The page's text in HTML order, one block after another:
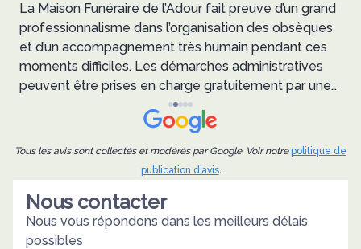
La Maison Funéraire de l’Adour fait preuve d’un grand
professionnalisme dans l’organisation des obsèques
et d’un accompagnement très humain pendant ces
moments difficiles. Les démarches administratives
peuvent être prises en charge gratuitement par une
association créée par la Maison Funéraire.
Tous les avis sont collectés et modérés par Google. Voir notrepolitique de
publication d’avis.
Nous contacter
Nous vous répondons dans les meilleurs délais
possibles